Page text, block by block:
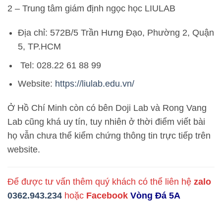
2 – Trung tâm giám định ngọc học LIULAB
Địa chỉ: 572B/5 Trần Hưng Đạo, Phường 2, Quận
5, TP.HCM
Tel: 028.22 61 88 99
Website: https://liulab.edu.vn/
Ở Hồ Chí Minh còn có bên Doji Lab và Rong Vang
Lab cũng khá uy tín, tuy nhiên ở thời điểm viết bài
họ vẫn chưa thể kiểm chứng thông tin trực tiếp trên
website.
Để được tư vấn thêm quý khách có thể liên hệ zalo
0362.943.234 hoặc Facebook Vòng Đá 5A